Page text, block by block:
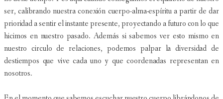
ser, calibrando nuestra conexión cuerpo-alma-espíritu a partir de dar
prioridad a sentir el instante presente, proyectando a futuro con lo que
hicimos en nuestro pasado. Además si sabemos ver esto mismo en
nuestro circulo de relaciones, podemos palpar la diversidad de
destiempos que vive cada uno y que coordenadas representan en
nosotros.